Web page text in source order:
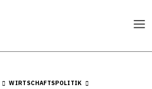
WIRTSCHAFTSPOLITIK